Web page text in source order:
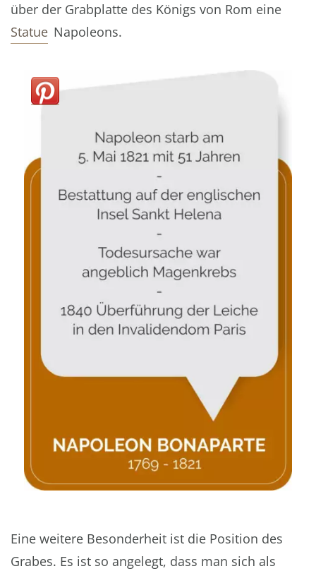
über der Grabplatte des Königs von Rom eine
Statue Napoleons.
Eine weitere Besonderheit ist die Position des
Grabes. Es ist so angelegt, dass man sich als